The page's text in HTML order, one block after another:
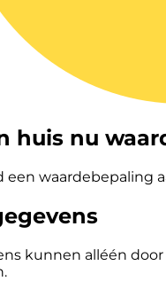
huis nu
een waardebepaling
kunnen alléén